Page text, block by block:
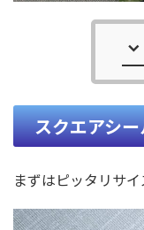
スクエアシ
まずはピッタリサ